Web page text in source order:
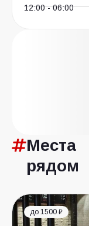
12:00 - 06:00
Места
рядом
до 1500 ₽